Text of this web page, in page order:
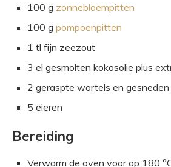
100 g zonnebloempitten
100 g pompoenpitten
1 tl fijn zeezout
3 el gesmolten kokosolie plus
2 geraspte wortels en gesneden
5 eieren
Bereiding
Verwarm de oven voor op 180